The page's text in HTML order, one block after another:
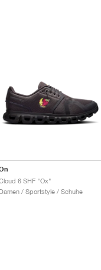
6 SHF "Ox"
Damen / Sportstyle / Schuhe